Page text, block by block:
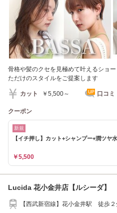
骨格や髪のクセを見極めて叶えるショ
ただけのスタイルをご提案します
カット ￥5,500～ 口コミ
クーポン
新規
【イチ押し】カット+シャンプー+潤ツヤ
￥5,500
Lucida 花小金井店【ルシーダ】
【西武新宿線】花小金井駅 徒歩